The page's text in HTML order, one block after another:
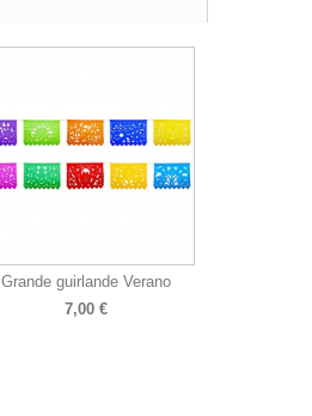
Grande guirlande Verano
7,00 €